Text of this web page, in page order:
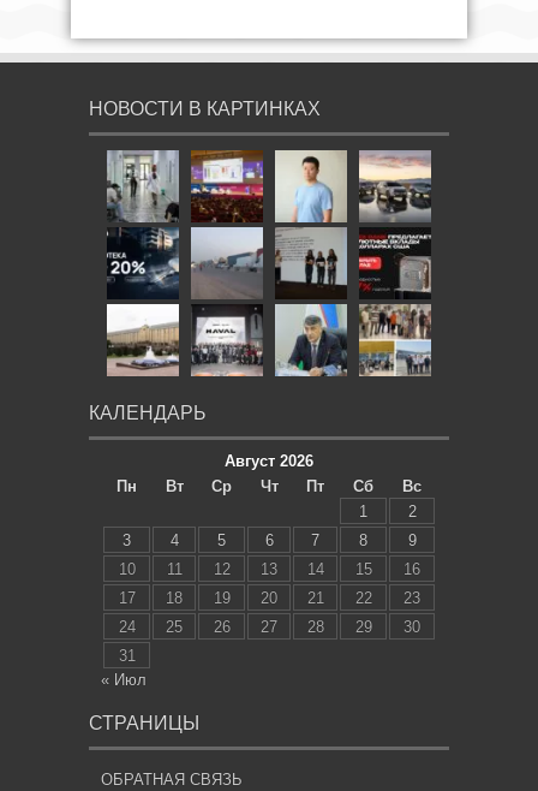
НОВОСТИ В КАРТИНКАХ
КАЛЕНДАРЬ
Август 2026
Пн
Вт Ср Чт Пт Сб
Вс
1
2
3
4 5 6 7 8
9
10
11 12 13 14 15
16
17
18 19 20 21 22
23
24
25 26 27 28 29
30
31
« Июл
СТРАНИЦЫ
ОБРАТНАЯ СВЯЗЬ